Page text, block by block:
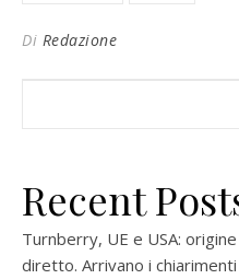
Di Redazione
Recent
Turnberry, UE e USA:
diretto. Arrivano i chiarimenti